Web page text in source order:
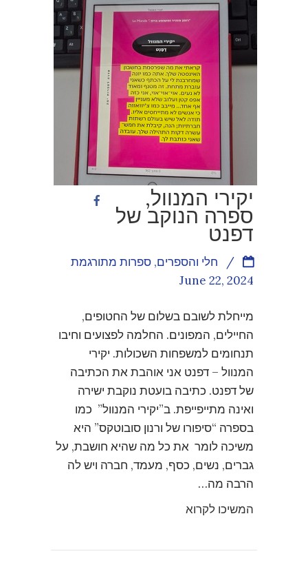
יקירי המנוול,
ספרה הנוקב של
דפנט
חלי והספרים, ספרות מתורגמת
/
June 22, 2024
מייחלת לשובם בשלום של החטופים,
החיילים, המפונים. החלמה לפצועים וחיבו
תנחומים למשפחות השכולות. יקירי
המנוול – דפנט אני אוהבת את הכתיבה
של דפנט. כתיבה בועטת נוקבת ישירה
ואינה מתייפייפת. ב”יקירי המנוול” כמו
בספרה “סיפורו של ורנון סובוטקס” היא
משיכה לומר את כל מה שהיא חושבת, על
גברים, נשים, כסף, מעמד, חברה ויש לה
הרבה מה…
המשיכו לקרוא